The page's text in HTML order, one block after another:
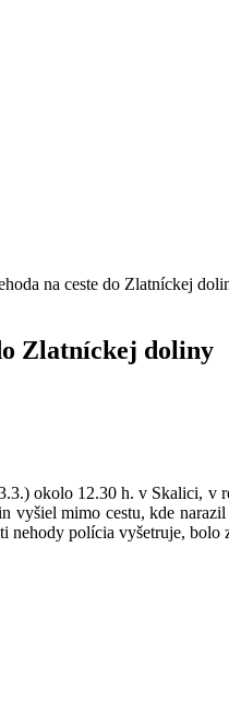
na ceste do Zlatníckej
Zlatníckej doliny
okolo 12.30 h. v Skalici,
vyšiel mimo cestu, kde
polícia vyšetruje, bolo